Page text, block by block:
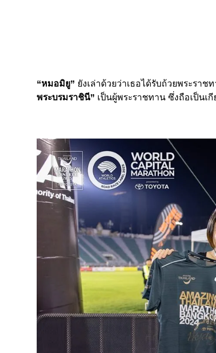
“หมอมิยู” ยังเล่าด้วยว่าเธอได้รับถ้วยพระราช
พระบรมราชินี” เป็นผู้พระราชทาน ซึ่งถือเป็น